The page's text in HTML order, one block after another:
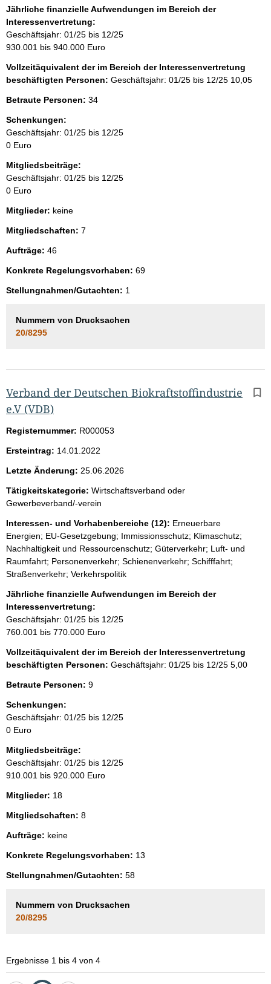
Jährliche finanzielle Aufwendungen im Bereich der
Interessenvertretung:
Geschäftsjahr: 01/25 bis 12/25
930.001 bis 940.000 Euro
Vollzeitäquivalent der im Bereich der Interessenvertretung
beschäftigten Personen: Geschäftsjahr: 01/25 bis 12/25 10,05
Betraute Personen: 34
Schenkungen:
Geschäftsjahr: 01/25 bis 12/25
0 Euro
Mitgliedsbeiträge:
Geschäftsjahr: 01/25 bis 12/25
0 Euro
Mitglieder: keine
Mitgliedschaften: 7
Aufträge: 46
Konkrete Regelungsvorhaben: 69
Stellungnahmen/Gutachten: 1
Nummern von Drucksachen
20/8295
Verband der Deutschen Biokraftstoffindustrie
e.V (VDB)
Registernummer: R000053
Ersteintrag: 14.01.2022
Letzte Änderung: 25.06.2026
Tätigkeitskategorie: Wirtschaftsverband oder
Gewerbeverband/-verein
Interessen- und Vorhabenbereiche (12): Erneuerbare
Energien; EU-Gesetzgebung; Immissionsschutz; Klimaschutz;
Nachhaltigkeit und Ressourcenschutz; Güterverkehr; Luft- und
Raumfahrt; Personenverkehr; Schienenverkehr; Schifffahrt;
Straßenverkehr; Verkehrspolitik
Jährliche finanzielle Aufwendungen im Bereich der
Interessenvertretung:
Geschäftsjahr: 01/25 bis 12/25
760.001 bis 770.000 Euro
Vollzeitäquivalent der im Bereich der Interessenvertretung
beschäftigten Personen: Geschäftsjahr: 01/25 bis 12/25 5,00
Betraute Personen: 9
Schenkungen:
Geschäftsjahr: 01/25 bis 12/25
0 Euro
Mitgliedsbeiträge:
Geschäftsjahr: 01/25 bis 12/25
910.001 bis 920.000 Euro
Mitglieder: 18
Mitgliedschaften: 8
Aufträge: keine
Konkrete Regelungsvorhaben: 13
Stellungnahmen/Gutachten: 58
Nummern von Drucksachen
20/8295
Ergebnisse 1 bis 4 von 4